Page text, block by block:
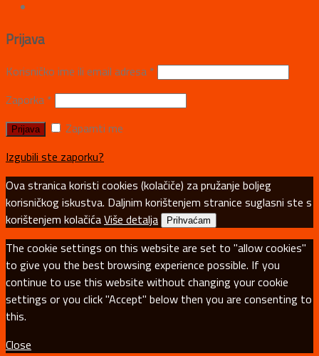
Prijava
Korisničko ime ili email adresa *
Zaporka *
Zapamti me
Izgubili ste zaporku?
Ova stranica koristi cookies (kolačiče) za pružanje boljeg
korisničkog iskustva. Daljnim korištenjem stranice suglasni ste s
korištenjem kolačićaViše detalja Prihvaćam
The cookie settings on this website are set to "allow cookies"
to give you the best browsing experience possible. If you
continue to use this website without changing your cookie
settings or you click "Accept" below then you are consenting to
this.
Close